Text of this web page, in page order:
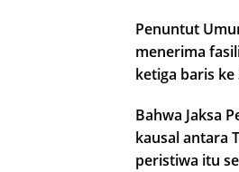
Penuntut
menerima
ketiga baris ke
Bahwa Jaksa
kausal antara
peristiwa itu